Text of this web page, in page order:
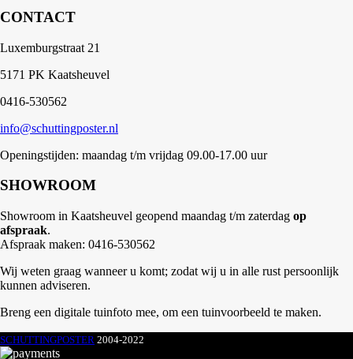
CONTACT
Luxemburgstraat 21
5171 PK Kaatsheuvel
0416-530562
info@schuttingposter.nl
Openingstijden: maandag t/m vrijdag 09.00-17.00 uur
SHOWROOM
Showroom in Kaatsheuvel geopend maandag t/m zaterdag op
afspraak.
Afspraak maken: 0416-530562
Wij weten graag wanneer u komt; zodat wij u in alle rust persoonlijk
kunnen adviseren.
Breng een digitale tuinfoto mee, om een tuinvoorbeeld te maken.
SCHUTTINGPOSTER 2004-2022